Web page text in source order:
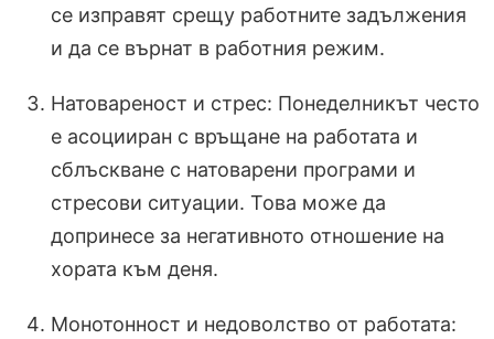
се изправят срещу работните задължения
и да се върнат в работния режим.
Натовареност и стрес: Понеделникът често
е асоцииран с връщане на работата и
сблъскване с натоварени програми и
стресови ситуации. Това може да
допринесе за негативното отношение на
хората към деня.
Монотонност и недоволство от работата: